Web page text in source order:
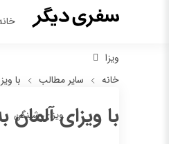
ویزا
ویزای شینگن
خانه سایر مطالب با
با ویزای